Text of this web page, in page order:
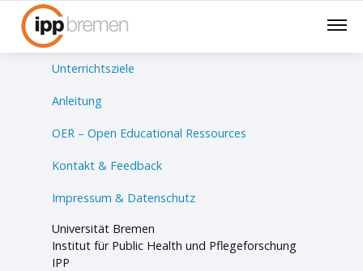
Lernsituationen
Unterrichtsziele
Anleitung
OER – Open Educational Ressources
Kontakt & Feedback
Impressum & Datenschutz
Universität Bremen
Institut für Public Health und Pflegeforschung
IPP